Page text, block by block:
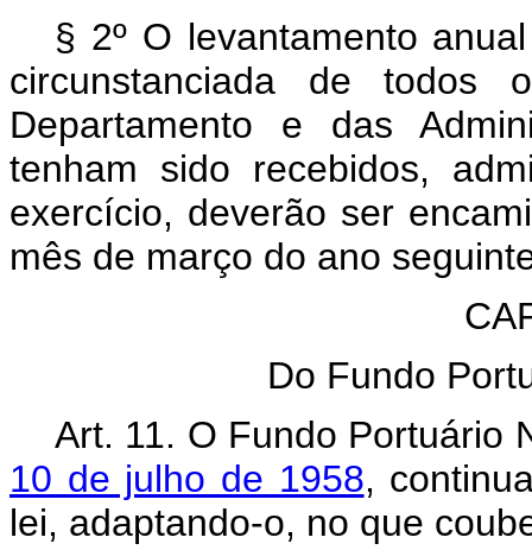
§ 2º O levantamento
circunstanciada de todos
Departamento e das
tenham sido recebidos,
exercício, deverão ser
mês de março do ano
Do Fundo
Art. 11. O Fundo Portuário
10 de julho de 1958,
lei, adaptando-o, no que